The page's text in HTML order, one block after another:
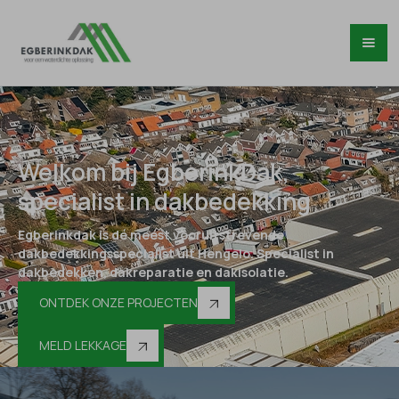
Welkom bij EgberinkDak,
specialist in dakbedekking
Egberinkdak is dé meest vooruitstrevende
dakbedekkingsspecialist uit Hengelo. Specialist in
dakbedekken, dakreparatie en dakisolatie.
ONTDEK ONZE PROJECTEN
MELD LEKKAGE